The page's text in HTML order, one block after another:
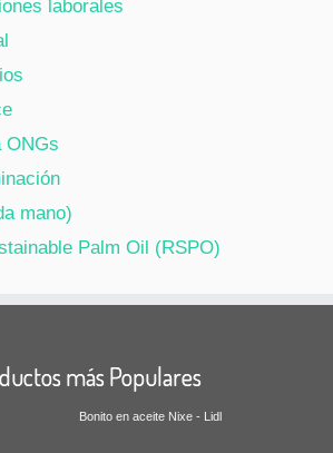
laborales
ONGs
mano)
Palm Oil (RSPO)
más Populares
Bonito en aceite Nixe - Lidl